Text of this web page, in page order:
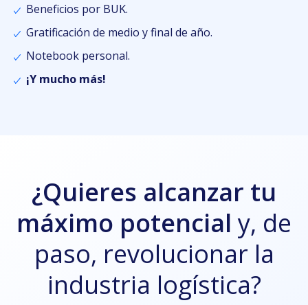
Beneficios por BUK.
Gratificación de medio y final de año.
Notebook personal.
¡Y mucho más!
¿Quieres alcanzar tu
máximo potencialy, de
paso, revolucionar la
industria logística?